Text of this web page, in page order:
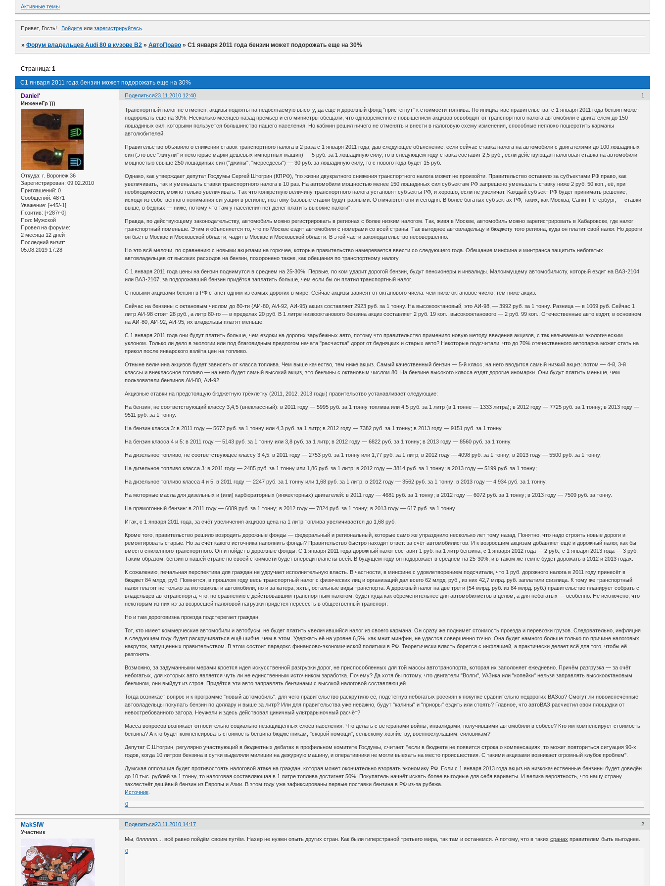
Активные темы
Привет, Гость! Войдитеили зарегистрируйтесь.
»Форум владельцев Audi 80 в кузове В2 »АвтоПраво »С1 января 2011 года бензин может подорожать еще на 30%
С1 января 2011 года бензин может подорожать еще на 30%
Страница:1
Поделиться 1
23.11.2010 12:40
Daniel'
ИнженеГр )))
Откуда: г. Воронеж 36
Зарегистрирован: 09.02.2010
Приглашений: 0
Сообщений: 4871
Уважение: [+45/-1]
Позитив: [+287/-0]
Пол: Мужской
Провел на форуме:
2 месяца 12 дней
Последний визит:
05.08.2019 17:28
Транспортный налог не отменён, акцизы подняты на недосягаемую высоту, да ещё и дорожный фонд "пристегнут" к стоимости топлива. По инициативе правительства, с 1 января 2011 года бензин может
подорожать еще на 30%. Несколько месяцев назад премьер и его министры обещали, что одновременно с повышением акцизов освободят от транспортного налога автомобили с двигателем до 150
лошадиных сил, которыми пользуется большинство нашего населения. Но кабмин решил ничего не отменять и внести в налоговую схему изменения, способные неплохо пошерстить карманы
автолюбителей.
Правительство объявило о снижении ставок транспортного налога в 2 раза с 1 января 2011 года, дав следующее объяснение: если сейчас ставка налога на автомобили с двигателями до 100 лошадиных
сил (это все "жигули" и некоторые марки дешёвых импортных машин) — 5 руб. за 1 лошадиную силу, то в следующем году ставка составит 2,5 руб.; если действующая налоговая ставка на автомобили
мощностью свыше 250 лошадиных сил ("джипы", "мерседесы") — 30 руб. за лошадиную силу, то с нового года будет 15 руб.
Однако, как утверждает депутат Госдумы Сергей Штогрин (КПРФ), "по жизни двукратного снижения транспортного налога может не произойти. Правительство оставило за субъектами РФ право, как
увеличивать, так и уменьшать ставки транспортного налога в 10 раз. На автомобили мощностью менее 150 лошадиных сил субъектам РФ запрещено уменьшать ставку ниже 2 руб. 50 коп., её, при
необходимости, можно только увеличивать. Так что конкретную величину транспортного налога установят субъекты РФ, и хорошо, если не увеличат. Каждый субъект РФ будет принимать решение,
исходя из собственного понимания ситуации в регионе, поэтому базовые ставки будут разными. Отличаются они и сегодня. В более богатых субъектах РФ, таких, как Москва, Санкт-Петербург, — ставки
выше, в бедных — ниже, потому что там у населения нет денег платить высокие налоги".
Правда, по действующему законодательству, автомобиль можно регистрировать в регионах с более низким налогом. Так, живя в Москве, автомобиль можно зарегистрировать в Хабаровске, где налог
транспортный поменьше. Этим и объясняется то, что по Москве ездят автомобили с номерами со всей страны. Так выгоднее автовладельцу и бюджету того региона, куда он платит свой налог. Но дороги
он бьёт в Москве и Московской области, чадит в Москве и Московской области. В этой части законодательство несовершенно.
Но это всё мелочи, по сравнению с новыми акцизами на горючее, которые правительство намеревается ввести со следующего года. Обещание минфина и минтранса защитить небогатых
автовладельцев от высоких расходов на бензин, похоронено также, как обещания по транспортному налогу.
С 1 января 2011 года цены на бензин поднимутся в среднем на 25-30%. Первые, по ком ударит дорогой бензин, будут пенсионеры и инвалиды. Малоимущему автомобилисту, который ездит на ВАЗ-2104
или ВАЗ-2107, за подорожавший бензин придётся заплатить больше, чем если бы он платил транспортный налог.
С новыми акцизами бензин в РФ станет одним из самых дорогих в мире. Сейчас акцизы зависят от октанового числа: чем ниже октановое число, тем ниже акциз.
Сейчас на бензины с октановым числом до 80-ти (АИ-80, АИ-92, АИ-95) акциз составляет 2923 руб. за 1 тонну. На высокооктановый, это АИ-98, — 3992 руб. за 1 тонну. Разница — в 1069 руб. Сейчас 1
литр АИ-98 стоит 28 руб., а литр 80-го — в пределах 20 руб. В 1 литре низкооктанового бензина акциз составляет 2 руб. 19 коп., высокооктанового — 2 руб. 99 коп.. Отечественные авто ездят, в основном,
на АИ-80, АИ-92, АИ-95, их владельцы платят меньше.
С 1 января 2011 года они будут платить больше, чем ездоки на дорогих зарубежных авто, потому что правительство применило новую методу введения акцизов, с так называемым экологическим
уклоном. Только ли дело в экологии или под благовидным предлогом начата "расчистка" дорог от бедняцких и старых авто? Некоторые подсчитали, что до 70% отечественного автопарка может стать на
прикол после январского взлёта цен на топливо.
Отныне величина акцизов будет зависеть от класса топлива. Чем выше качество, тем ниже акциз. Самый качественный бензин — 5-й класс, на него вводится самый низкий акциз; потом — 4-й, 3-й
классы и внеклассное топливо — на него будет самый высокий акциз, это бензины с октановым числом 80. На бензине высокого класса ездят дорогие иномарки. Они будут платить меньше, чем
пользователи бензинов АИ-80, АИ-92.
Акцизные ставки на предстоящую бюджетную трёхлетку (2011, 2012, 2013 годы) правительство устанавливает следующие:
На бензин, не соответствующий классу 3,4,5 (внеклассный): в 2011 году — 5995 руб. за 1 тонну топлива или 4,5 руб. за 1 литр (в 1 тонне — 1333 литра); в 2012 году — 7725 руб. за 1 тонну; в 2013 году —
9511 руб. за 1 тонну.
На бензин класса 3: в 2011 году — 5672 руб. за 1 тонну или 4,3 руб. за 1 литр; в 2012 году — 7382 руб. за 1 тонну; в 2013 году — 9151 руб. за 1 тонну.
На бензин класса 4 и 5: в 2011 году — 5143 руб. за 1 тонну или 3,8 руб. за 1 литр; в 2012 году — 6822 руб. за 1 тонну; в 2013 году — 8560 руб. за 1 тонну.
На дизельное топливо, не соответствующее классу 3,4,5: в 2011 году — 2753 руб. за 1 тонну или 1,77 руб. за 1 литр; в 2012 году — 4098 руб. за 1 тонну; в 2013 году — 5500 руб. за 1 тонну;
На дизельное топливо класса 3: в 2011 году — 2485 руб. за 1 тонну или 1,86 руб. за 1 литр; в 2012 году — 3814 руб. за 1 тонну; в 2013 году — 5199 руб. за 1 тонну;
На дизельное топливо класса 4 и 5: в 2011 году — 2247 руб. за 1 тонну или 1,68 руб. за 1 литр; в 2012 году — 3562 руб. за 1 тонну; в 2013 году — 4 934 руб. за 1 тонну.
На моторные масла для дизельных и (или) карбюраторных (инжекторных) двигателей: в 2011 году — 4681 руб. за 1 тонну; в 2012 году — 6072 руб. за 1 тонну; в 2013 году — 7509 руб. за тонну.
На прямогонный бензин: в 2011 году — 6089 руб. за 1 тонну; в 2012 году — 7824 руб. за 1 тонну; в 2013 году — 617 руб. за 1 тонну.
Итак, с 1 января 2011 года, за счёт увеличения акцизов цена на 1 литр топлива увеличивается до 1,68 руб.
Кроме того, правительство решило возродить дорожные фонды — федеральный и региональный, которые само же упразднило несколько лет тому назад. Понятно, что надо строить новые дороги и
ремонтировать старые. Но за счёт какого источника наполнить фонды? Правительство быстро находит ответ: за счёт автомобилистов. И к возросшим акцизам добавляет ещё и дорожный налог, как бы
вместо сниженного транспортного. Он и пойдёт в дорожные фонды. С 1 января 2011 года дорожный налог составит 1 руб. на 1 литр бензина, с 1 января 2012 года — 2 руб., с 1 января 2013 года — 3 руб.
Таким образом, бензин в нашей стране по своей стоимости будет впереди планеты всей. В будущем году он подорожает в среднем на 25-30%, и в таком же темпе будет дорожать в 2012 и 2013 годах.
К сожалению, печальная перспектива для граждан не удручает исполнительную власть. В частности, в минфине с удовлетворением подсчитали, что 1 руб. дорожного налога в 2011 году принесёт в
бюджет 84 млрд. руб. Помнится, в прошлом году весь транспортный налог с физических лиц и организаций дал всего 62 млрд. руб., из них 42,7 млрд. руб. заплатили физлица. К тому же транспортный
налог платят не только за мотоциклы и автомобили, но и за катера, яхты, остальные виды транспорта. А дорожный налог на две трети (54 млрд. руб. из 84 млрд. руб.) правительство планирует собрать с
владельцев автотранспорта, что, по сравнению с действовавшим транспортным налогом, будет куда как обременительнее для автомобилистов в целом, а для небогатых — особенно. Не исключено, что
некоторым из них из-за возросшей налоговой нагрузки придётся пересесть в общественный транспорт.
Но и там дороговизна проезда подстерегает граждан.
Тот, кто имеет коммерческие автомобили и автобусы, не будет платить увеличившийся налог из своего кармана. Он сразу же поднимет стоимость проезда и перевозки грузов. Следовательно, инфляция
в следующем году будет раскручиваться ещё шибче, чем в этом. Удержать её на уровне 6,5%, как мнит минфин, не удастся совершенно точно. Она будет намного больше только по причине налоговых
накруток, запущенных правительством. В этом состоит парадокс финансово-экономической политики в РФ. Теоретически власть борется с инфляцией, а практически делает всё для того, чтобы её
разгонять.
Возможно, за задуманными мерами кроется идея искусственной разгрузки дорог, не приспособленных для той массы автотранспорта, которая их заполоняет ежедневно. Причём разгрузка — за счёт
небогатых, для которых авто является чуть ли не единственным источником заработка. Почему? Да хотя бы потому, что двигатели "Волги", УАЗика или "копейки" нельзя заправлять высокооктановым
бензином, они выйдут из строя. Придётся эти авто заправлять бензинами с высокой налоговой составляющей.
Тогда возникает вопрос и к программе "новый автомобиль": для чего правительство раскрутило её, подстегнув небогатых россиян к покупке сравнительно недорогих ВАЗов? Смогут ли новоиспечённые
автовладельцы покупать бензин по доллару и выше за литр? Или для правительства уже неважно, будут "калины" и "приоры" ездить или стоять? Главное, что автоВАЗ расчистил свои площадки от
невостребованного затора. Неужели и здесь действовал циничный ультрарыночный расчёт?
Масса вопросов возникает относительно социально незащищённых слоёв населения. Что делать с ветеранами войны, инвалидами, получившими автомобили в собесе? Кто им компенсирует стоимость
бензина? А кто будет компенсировать стоимость бензина бюджетникам, "скорой помощи", сельскому хозяйству, военнослужащим, силовикам?
Депутат С.Штогрин, регулярно участвующий в бюджетных дебатах в профильном комитете Госдумы, считает, "если в бюджете не появится строка о компенсациях, то может повториться ситуация 90-х
годов, когда 10 литров бензина в сутки выделяли милиции на дежурную машину, и оперативники не могли выехать на место происшествия. С такими акцизами возникает огромный клубок проблем".
Думская оппозиция будет противостоять налоговой атаке на граждан, которая может окончательно взорвать экономику РФ. Если с 1 января 2013 года акциз на низкокачественные бензины будет доведён
до 10 тыс. рублей за 1 тонну, то налоговая составляющая в 1 литре топлива достигнет 50%. Покупатель начнёт искать более выгодные для себя варианты. И велика вероятность, что нашу страну
захлестнёт дешёвый бензин из Европы и Азии. В этом году уже зафиксированы первые поставки бензина в РФ из-за рубежа.
Источник
0
Поделиться 2
23.11.2010 14:17
MakSiW
Участник
Мы, блллллл..., всё равно пойдём своим путём. Нахер не нужен опыть других стран. Как были гиперстраной третьего мира, так там и останемся. А потому, что в такихсранах правителем быть выгоднее.
0